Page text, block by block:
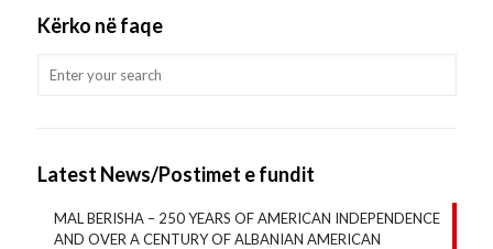
Kërko në faqe
Latest News/Postimet e fundit
MAL BERISHA – 250 YEARS OF AMERICAN INDEPENDENCE
AND OVER A CENTURY OF ALBANIAN AMERICAN